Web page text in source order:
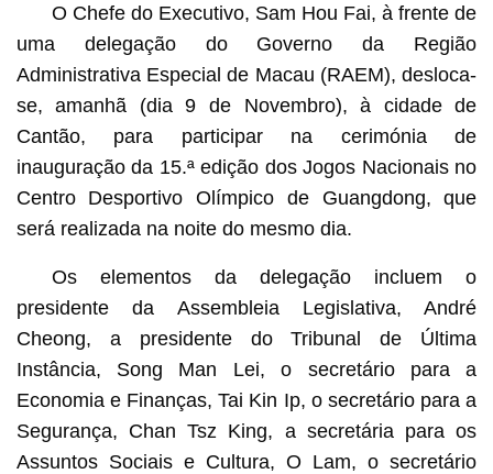
O Chefe do Executivo, Sam Hou Fai, à frente de
uma delegação do Governo da Região
Administrativa Especial de Macau (RAEM), desloca-
se, amanhã (dia 9 de Novembro), à cidade de
Cantão, para participar na cerimónia de
inauguração da 15.ª edição dos Jogos Nacionais no
Centro Desportivo Olímpico de Guangdong, que
será realizada na noite do mesmo dia.
Os elementos da delegação incluem o
presidente da Assembleia Legislativa, André
Cheong, a presidente do Tribunal de Última
Instância, Song Man Lei, o secretário para a
Economia e Finanças, Tai Kin Ip, o secretário para a
Segurança, Chan Tsz King, a secretária para os
Assuntos Sociais e Cultura, O Lam, o secretário